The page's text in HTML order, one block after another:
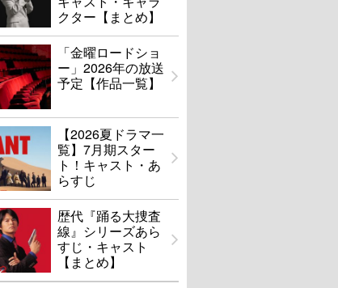
クター【まとめ】
「金曜ロードショ
ー」2026年の放送
予定【作品一覧】
【2026夏ドラマ一
覧】7月期スター
ト！キャスト・あ
らすじ
歴代『踊る大捜査
線』シリーズあら
すじ・キャスト
【まとめ】